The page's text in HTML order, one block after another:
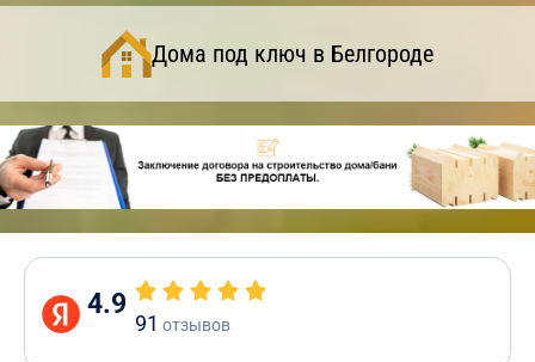
Дома под ключ в Белгороде
4.9
91 отзывов